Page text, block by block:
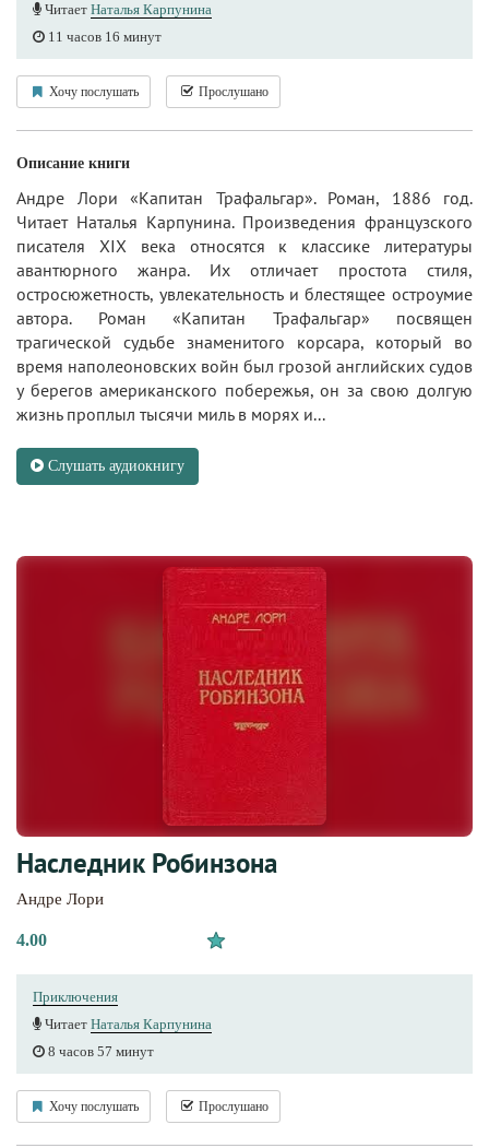
Читает Наталья Карпунина
11 часов 16 минут
Хочу послушать Прослушано
Описание книги
Андре Лори «Капитан Трафальгар». Роман, 1886 год.
Читает Наталья Карпунина. Произведения французского
писателя XIX века относятся к классике литературы
авантюрного жанра. Их отличает простота стиля,
остросюжетность, увлекательность и блестящее остроумие
автора. Роман «Капитан Трафальгар» посвящен
трагической судьбе знаменитого корсара, который во
время наполеоновских войн был грозой английских судов
у берегов американского побережья, он за свою долгую
жизнь проплыл тысячи миль в морях и...
Слушать аудиокнигу
Наследник Робинзона
Андре Лори
4.00
Приключения
Читает Наталья Карпунина
8 часов 57 минут
Хочу послушать Прослушано